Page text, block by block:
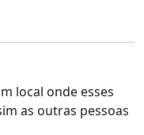
local onde esses
as outras pessoas